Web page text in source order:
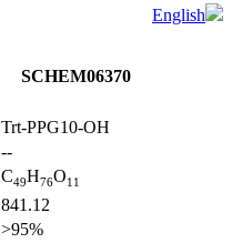
English
SCHEM06370
Trt-PPG10-OH
--
C49H76O1 1
841.12
>95%